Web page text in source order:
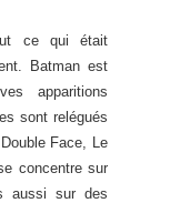
ce qui était
Batman est
apparitions
sont relégués
Face, Le
concentre sur
aussi sur des